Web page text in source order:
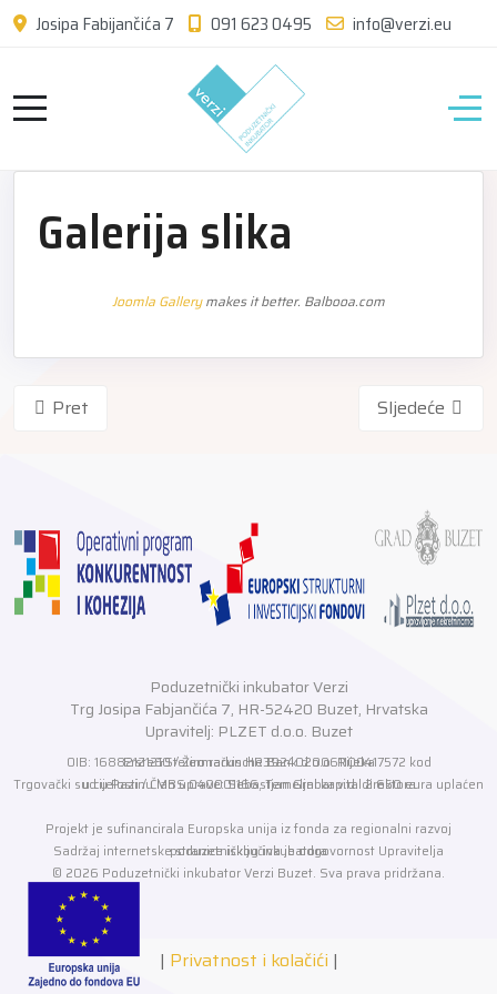
Josipa Fabijančića 7 091 623 0495 info@verzi.eu
Galerija slika
Joomla Gallerymakes it better. Balbooa.com
Pret Sljedeće
Poduzetnički inkubator Verzi
Trg Josipa Fabjančića 7, HR-52420 Buzet, Hrvatska
Upravitelj: PLZET d.o.o. Buzet
OIB: 16882121210 / Žiro račun HR3924020061100417572 kod Erste&Steiermarkische Bank d.o.o. Rijeka
Trgovački sud u Pazinu MBS 040001166, Temeljni kapital 2.650 eura uplaćen u cijelosti / Član uprave: Sebastjan Grabar v.d. direktora
Projekt je sufinancirala Europska unija iz fonda za regionalni razvoj
Sadržaj internetske stranice isključiva je odgovornost Upravitelja poduzetničkog inkubatora
© 2026 Poduzetnički inkubator Verzi Buzet. Sva prava pridržana.
| Privatnost i kolačići |